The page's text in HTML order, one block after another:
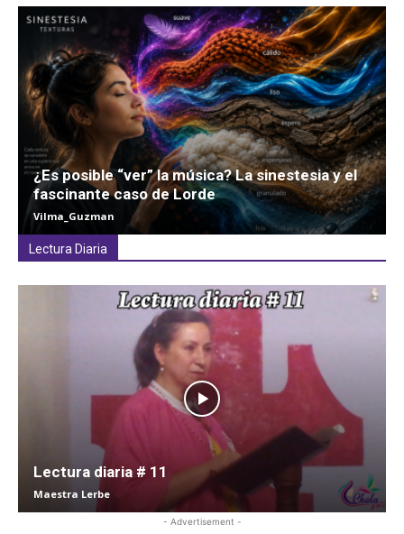
¿Es posible “ver” la música? La sinestesia y el
fascinante caso de Lorde
Vilma_Guzman
Lectura Diaria
Lectura diaria # 11
Maestra Lerbe
- Advertisement -